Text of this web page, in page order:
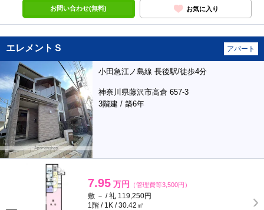
お問い合わせ(無料) お気に入り
エレメントＳ アパート
小田急江ノ島線 長後駅/徒歩4分
神奈川県藤沢市高倉 657-3
3階建 / 築6年
7.95 万円 （管理費等3,500円）
敷 － / 礼 119,250円
1階 / 1K / 30.42㎡